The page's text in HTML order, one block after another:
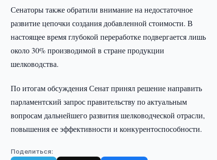
Сенаторы также обратили внимание на недостаточное
развитие цепочки создания добавленной стоимости. В
настоящее время глубокой переработке подвергается лишь
около 30% производимой в стране продукции
шелководства.
По итогам обсуждения Сенат принял решение направить
парламентский запрос правительству по актуальным
вопросам дальнейшего развития шелководческой отрасли,
повышения ее эффективности и конкурентоспособности.
Поделиться: